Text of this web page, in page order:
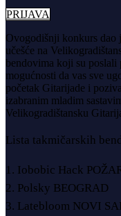
PRIJAVA
Ovogodišnji konkurs dao
učešće na
bendovima koji su
mogućnosti da vas sve
početak Gitarijade i
izabranim mladim
Velikogradištansku
Lista takmičarskih
1. Iobobic Hack
2. Polsky BEOGRAD
3. Latebloom NOVI